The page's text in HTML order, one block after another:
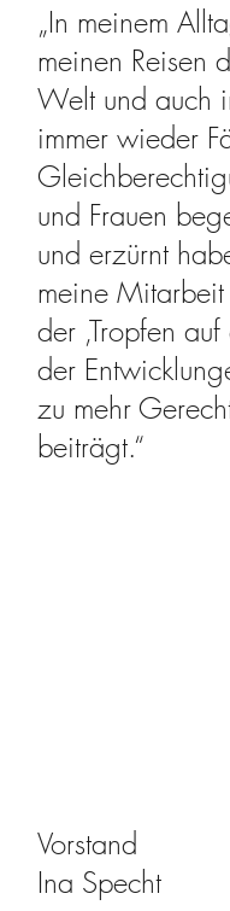
„In meinem
meinen Reisen
Welt und auch
immer wieder
und Frauen
und erzürnt
meine
der ‚Tropfen
der
zu mehr
beiträgt.“
Vorstand
Ina Specht